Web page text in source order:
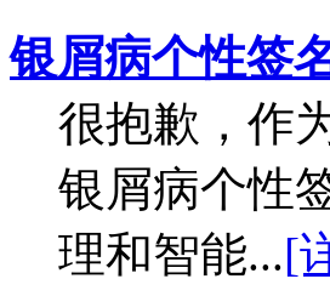
银屑病个性签
很抱歉，作
银屑病个性
理和智能...[